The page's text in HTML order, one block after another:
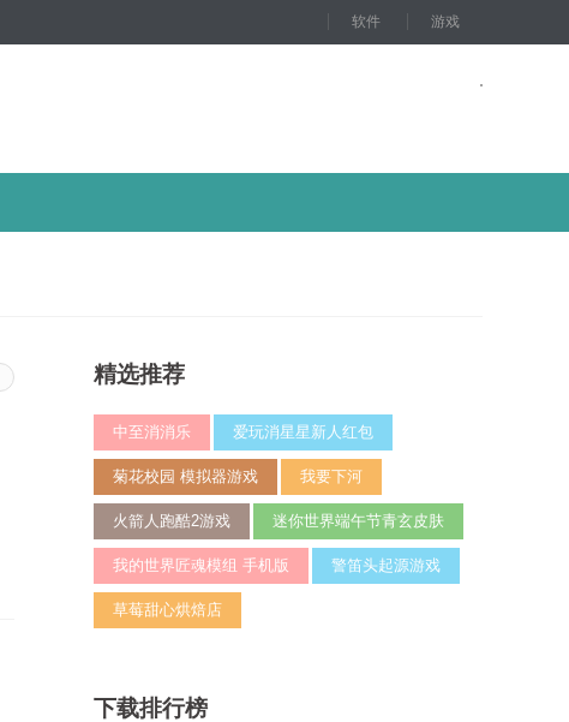
软件 游戏
精选推荐
中至消消乐 爱玩消星星新人红包
菊花校园 模拟器游戏 我要下河
火箭人跑酷2游戏 迷你世界端午节青玄皮肤
我的世界匠魂模组 手机版 警笛头起源游戏
草莓甜心烘焙店
下载排行榜